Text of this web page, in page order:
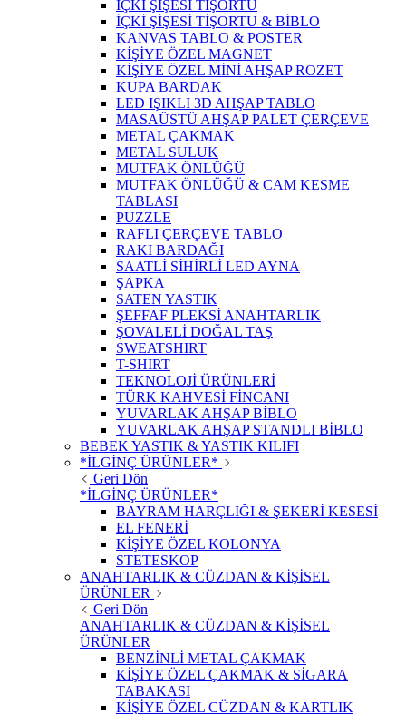
İÇKİ ŞİŞESİ TİŞORTU
İÇKİ ŞİŞESİ TİŞORTU & BİBLO
KANVAS TABLO & POSTER
KİŞİYE ÖZEL MAGNET
KİŞİYE ÖZEL MİNİ AHŞAP ROZET
KUPA BARDAK
LED IŞIKLI 3D AHŞAP TABLO
MASAÜSTÜ AHŞAP PALET ÇERÇEVE
METAL ÇAKMAK
METAL SULUK
MUTFAK ÖNLÜĞÜ
MUTFAK ÖNLÜĞÜ & CAM KESME
TABLASI
PUZZLE
RAFLI ÇERÇEVE TABLO
RAKI BARDAĞI
SAATLİ SİHİRLİ LED AYNA
ŞAPKA
SATEN YASTIK
ŞEFFAF PLEKSİ ANAHTARLIK
ŞOVALELİ DOĞAL TAŞ
SWEATSHIRT
T-SHIRT
TEKNOLOJİ ÜRÜNLERİ
TÜRK KAHVESİ FİNCANI
YUVARLAK AHŞAP BİBLO
YUVARLAK AHŞAP STANDLI BİBLO
BEBEK YASTIK & YASTIK KILIFI
*İLGİNÇ ÜRÜNLER*
Geri Dön
*İLGİNÇ ÜRÜNLER*
BAYRAM HARÇLIĞI & ŞEKERİ KESESİ
EL FENERİ
KİŞİYE ÖZEL KOLONYA
STETESKOP
ANAHTARLIK & CÜZDAN & KİŞİSEL
ÜRÜNLER
Geri Dön
ANAHTARLIK & CÜZDAN & KİŞİSEL
ÜRÜNLER
BENZİNLİ METAL ÇAKMAK
KİŞİYE ÖZEL ÇAKMAK & SİGARA
TABAKASI
KİŞİYE ÖZEL CÜZDAN & KARTLIK